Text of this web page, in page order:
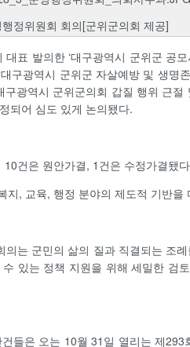
행정위원회 회의[군위군의회 제공]
표 발의한 ‘대구광역시 군위군 공
구광역시 군위군 자살예방 및 생명
구광역시 군위군의회 갑질 행위 근
되어 심도 있게 논의됐다.
건은 원안가결, 1건은 수정가결됐
지, 교육, 행정 분야의 제도적 기반을
의는 군민의 삶의 질과 직결되는 조
있는 정책 지원을 위해 세밀한 검
들은 오는 10월 31일 열리는 제293